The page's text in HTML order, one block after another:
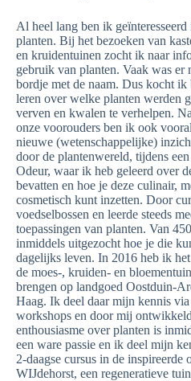
Al heel lang ben ik geïnteresseerd
planten. Bij het bezoeken van
en kruidentuinen zocht ik naar
gebruik van planten. Vaak was er
bordje met de naam. Dus kocht ik
leren over welke planten werden
verven en kwalen te verhelpen.
onze voorouders ben ik ook
nieuwe (wetenschappelijke)
door de plantenwereld, tijdens
Odeur, waar ik heb geleerd over
bevatten en hoe je deze culinair,
cosmetisch kunt inzetten. Door
voedselbossen en leerde steeds
toepassingen van planten. Van
inmiddels uitgezocht hoe je die
dagelijks leven. In 2016 heb ik
de moes-, kruiden- en
brengen op landgoed Oostduin-
Haag. Ik deel daar mijn kennis
workshops en door mij
enthousiasme over planten is
een ware passie en ik deel mijn
2-daagse cursus in de inspireerde
WIJdehorst, een regeneratieve